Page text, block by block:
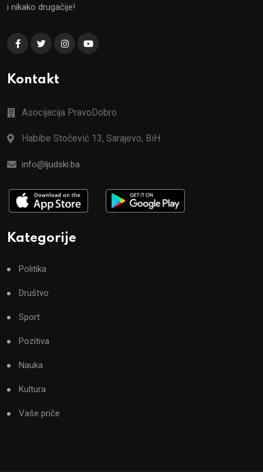
i nikako drugačije!
Kontakt
Asocijacija PravoDobro
Habibe Stočević 13, Sarajevo, BiH
info@ljudski.ba
Kategorije
Politika
Društvo
Sport
Pozitiva
Nauka
Kultura
Vaše priče